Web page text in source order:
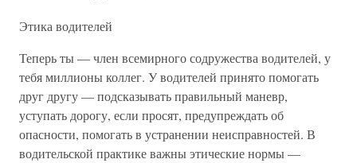
Этика водителей
Теперь ты — член всемирного содружества водителей, у
тебя миллионы коллег. У водителей принято помогать
друг другу — подсказывать правильный маневр,
уступать дорогу, если просят, предупреждать об
опасности, помогать в устранении неисправностей. В
водительской практике важны этические нормы —